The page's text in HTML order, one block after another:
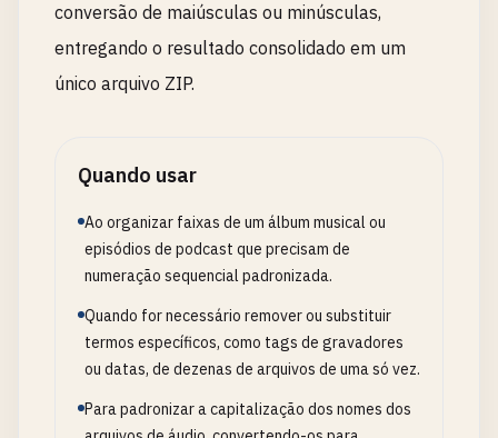
conversão de maiúsculas ou minúsculas,
entregando o resultado consolidado em um
único arquivo ZIP.
Quando usar
Ao organizar faixas de um álbum musical ou
episódios de podcast que precisam de
numeração sequencial padronizada.
Quando for necessário remover ou substituir
termos específicos, como tags de gravadores
ou datas, de dezenas de arquivos de uma só vez.
Para padronizar a capitalização dos nomes dos